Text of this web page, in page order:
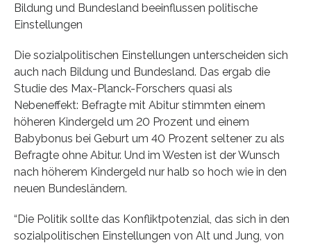
Bildung und Bundesland beeinflussen politische
Einstellungen
Die sozialpolitischen Einstellungen unterscheiden sich
auch nach Bildung und Bundesland. Das ergab die
Studie des Max-Planck-Forschers quasi als
Nebeneffekt: Befragte mit Abitur stimmten einem
höheren Kindergeld um 20 Prozent und einem
Babybonus bei Geburt um 40 Prozent seltener zu als
Befragte ohne Abitur. Und im Westen ist der Wunsch
nach höherem Kindergeld nur halb so hoch wie in den
neuen Bundesländern.
“Die Politik sollte das Konfliktpotenzial, das sich in den
sozialpolitischen Einstellungen von Alt und Jung, von